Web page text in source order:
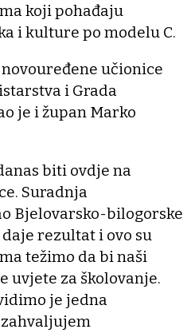
koji pohađaju
i kulture po modelu C.
učionice
i Grada
je i župan Marko
biti ovdje na
Suradnja
Bjelovarsko-bilogorske
rezultat i ovo su
težimo da bi naši
uvjete za školovanje.
je jedna